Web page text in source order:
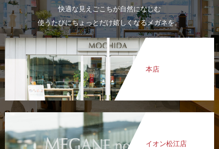
快適な見えごこちが自然になじむ
使うたびにちょっとだけ嬉しくなるメガネを。
本店
イオン松江店